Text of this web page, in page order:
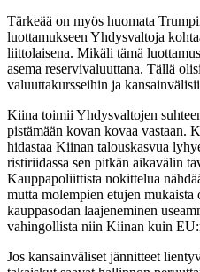
Tärkeää on myös huomata
luottamukseen Yhdysvaltoja
liittolaisena. Mikäli tämä
asema reservivaluuttana. Tällä
valuuttakursseihin ja
Kiina toimii Yhdysvaltojen
pistämään kovan kovaa vastaan.
hidastaa Kiinan talouskasvua
ristiriidassa sen pitkän aikavälin
Kauppapoliittista nokittelua
mutta molempien etujen
kauppasodan laajeneminen
vahingollista niin Kiinan kuin
Jos kansainväliset jännitteet